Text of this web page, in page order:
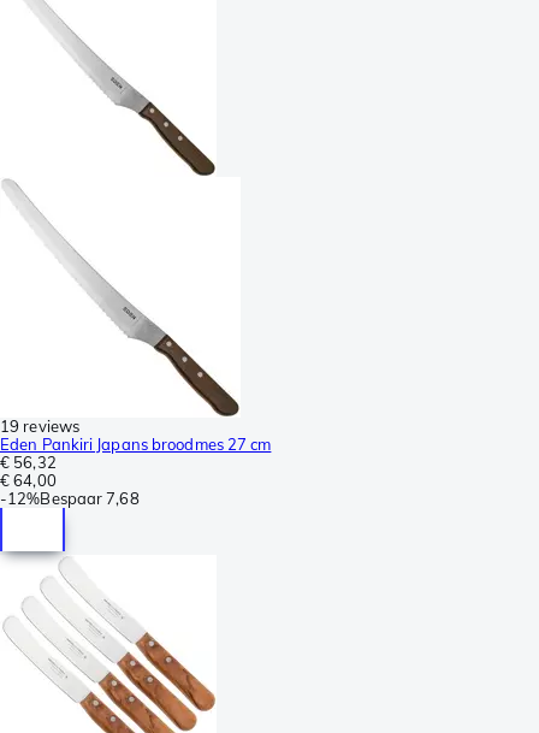
19 reviews
Eden Pankiri Japans broodmes 27 cm
€ 56,32
€ 64,00
-12%Bespaar 7,68